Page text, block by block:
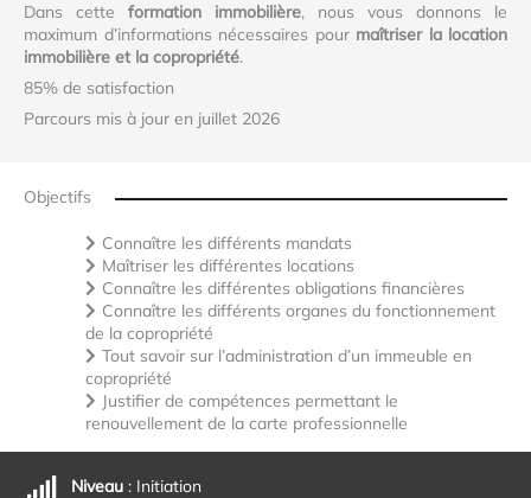
Dans cette formation immobilière, nous vous donnons le
maximum d’informations nécessaires pour maîtriser la location
immobilière et la copropriété.
85% de satisfaction
Parcours mis à jour en juillet 2026
Objectifs
Connaître les différents mandats
Maîtriser les différentes locations
Connaître les différentes obligations financières
Connaître les différents organes du fonctionnement
de la copropriété
Tout savoir sur l’administration d’un immeuble en
copropriété
Justifier de compétences permettant le
renouvellement de la carte professionnelle
Niveau : Initiation